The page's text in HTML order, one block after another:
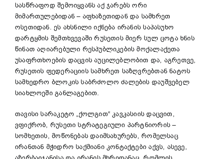
სასწრაფოდ შემოიყვანს აქ ჯარებს ორი
მიმართულებიდან – აფხაზეთიდან და სამხრეთ
ოსეთიდან. ეს ახსნილი იქნება ირანის საპასუხო
დარტყმის შემთხვევაში რუსეთის მიერ სულ ცოტა ხნის
წინათ აღიარებული რესპუბლიკების მოქალაქეთა
უსაფრთხოების დაცვის აუცილებლობით და, აგრეთვე,
რუსეთის ფედერაციის სამხრეთ საზღვრებთან ნატოს
სამხედრო ბლოკის საბრძოლო ძალების დაუშვებელ
სიახლოეში განლაგებით.
თავისი სარაკეტო „ქოლგით“ კავკასიის დაცვით,
ვფიქრობ, რუსეთი სტრატეგიული პარტნიორის –
სომხეთის, მოწონებას დაიმსახურებს, რომელსაც
ირანთან მჭიდრო საქმიანი კონტაქტები აქვს, ასევე,